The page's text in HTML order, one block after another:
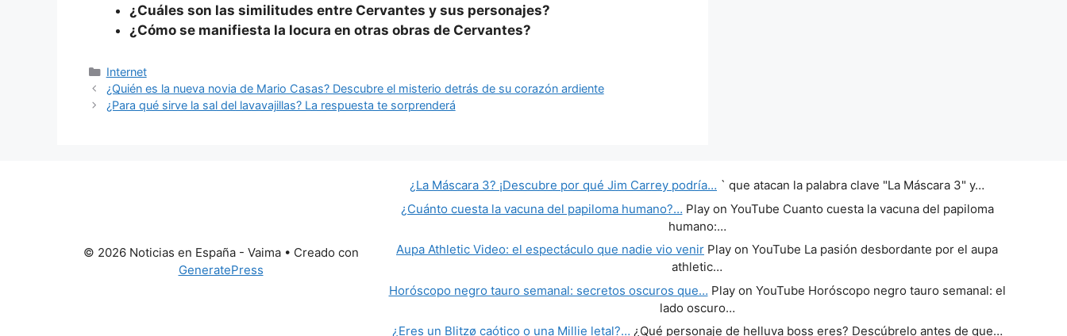
¿Cuáles son las similitudes entre Cervantes y sus personajes?
¿Cómo se manifiesta la locura en otras obras de Cervantes?
Categorías
Internet
¿Quién es la nueva novia de Mario Casas? Descubre el misterio detrás de su corazón ardiente
¿Para qué sirve la sal del lavavajillas? La respuesta te sorprenderá
¿La Máscara 3? ¡Descubre por qué Jim Carrey podría… ` que atacan la palabra clave "La Máscara 3" y…
¿Cuánto cuesta la vacuna del papiloma humano?… Play on YouTube Cuanto cuesta la vacuna del papiloma
humano:…
Aupa Athletic Video: el espectáculo que nadie vio venir Play on YouTube La pasión desbordante por el aupa
athletic…
Horóscopo negro tauro semanal: secretos oscuros que… Play on YouTube Horóscopo negro tauro semanal: el
lado oscuro…
¿Eres un Blitzø caótico o una Millie letal?… ¿Qué personaje de helluva boss eres? Descúbrelo antes de que…
© 2026 Noticias en España - Vaima• Creado con
GeneratePress